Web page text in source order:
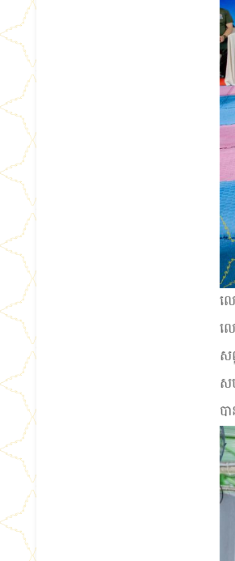
ល
ល
ស
ស
ប